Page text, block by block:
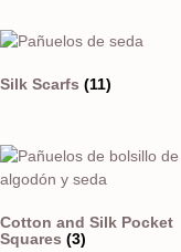
Silk Scarfs (11)
Cotton and Silk Pocket
Squares (3)